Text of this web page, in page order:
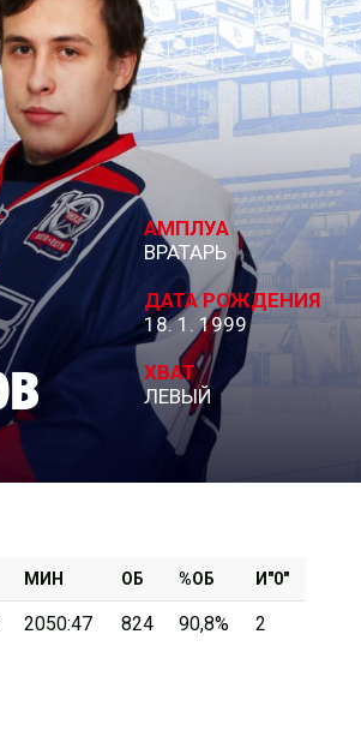
Рыси
Cнайперы
АМПЛУА
ВРАТАРЬ
ДАТА РОЖДЕНИЯ
18. 1. 1999
ХВАТ
ЛЕВЫЙ
МИН ОБ %ОБ И"0"
2050:47 824 90,8% 2